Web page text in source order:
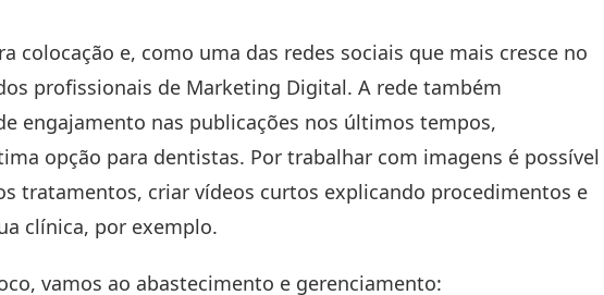
colocação e, como uma das redes sociais que mais cresce no
profissionais de Marketing Digital. A rede também
engajamento nas publicações nos últimos tempos,
opção para dentistas. Por trabalhar com imagens é possível
tratamentos, criar vídeos curtos explicando procedimentos e
clínica, por exemplo.
vamos ao abastecimento e gerenciamento: